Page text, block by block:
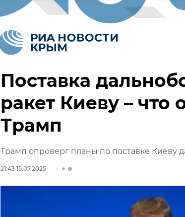
Поставка
ракет Киеву – что
Трамп
Трамп опроверг планы по поставке Киеву
21:43 15.07.2025